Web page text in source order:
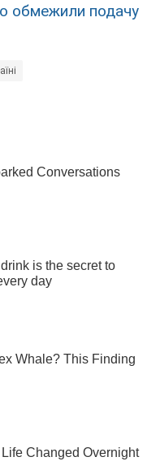
обмежили подачу